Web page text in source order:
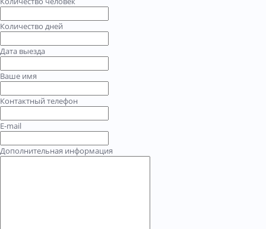
Количество дней
Дата выезда
Ваше имя
Контактный телефон
E-mail
Дополнительная информация